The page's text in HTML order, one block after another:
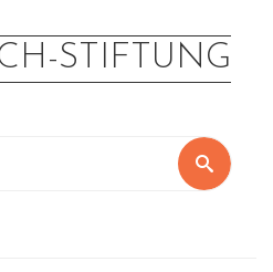
STIFTUNG
Suche
Suche